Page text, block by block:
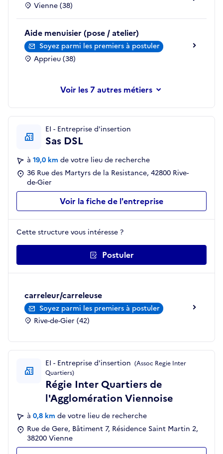
Vienne (38)
Aide menuisier (pose / atelier)
Soyez parmi les premiers à postuler
Apprieu (38)
les 7 autres métiers
EI - Entreprise d'insertion
Sas DSL
à 19,0 km de votre lieu de recherche
36 Rue des Martyrs de la Resistance, 42800 Rive-
de-Gier
Voir la fiche de l'entreprise
Cette structure vous intéresse ?
Postuler
carreleur/carreleuse
Soyez parmi les premiers à postuler
Rive-de-Gier (42)
EI - Entreprise d'insertion (Assoc Regie Inter
Quartiers)
Régie Inter Quartiers de
l'Agglomération Viennoise
à 0,8 km de votre lieu de recherche
Rue de Gere, Bâtiment 7, Résidence Saint Martin 2,
38200 Vienne